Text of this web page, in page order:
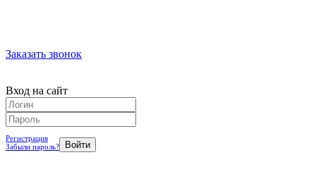
Заказать звонок
Вход на сайт
Регистрация
Забыли пароль?